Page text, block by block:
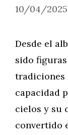
10/04/2025
Desde el
sido
tradiciones
capacidad
cielos y su
convertido